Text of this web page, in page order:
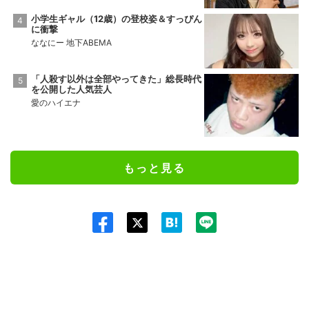
小学生ギャル（12歳）の登校姿＆すっぴん
に衝撃
ななにー 地下ABEMA
「人殺す以外は全部やってきた」総長時代
を公開した人気芸人
愛のハイエナ
もっと見る